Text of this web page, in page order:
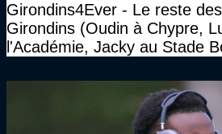
Girondins4Ever - Le reste
Girondins (Oudin à Chypre,
l'Académie, Jacky au Stade